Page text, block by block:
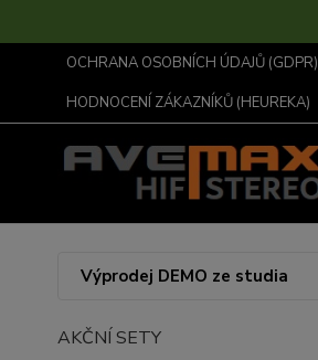
OCHRANA OSOBNÍCH ÚDAJŮ (GDPR)
HODNOCENÍ ZÁKAZNÍKŮ (HEUREKA)
Výprodej DEMO ze studia
AKČNÍ SETY